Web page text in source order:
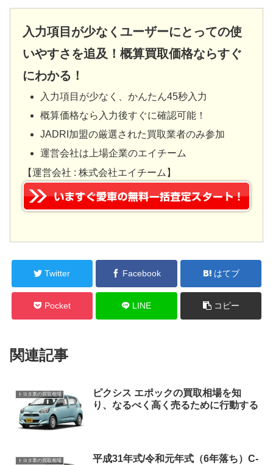
入力項目が少なくユーザーにとっての使
いやすさを追及！概算買取価格ならすぐ
にわかる！
入力項目が少なく、かんたん45秒入力
概算価格なら入力後すぐに確認可能！
JADRI加盟の厳選された買取業者のみ参加
運営会社は上場企業のエイチーム
【運営会社 : 株式会社エイチーム】
Twitter Facebook はてブ
Pocket LINE コピー
関連記事
トヨタ車の買取相場
ピクシス エポックの買取相場を知
り、なるべく高く売るために行動する
トヨタ車の買取相場
平成31年式/令和元年式（6年落ち）C-